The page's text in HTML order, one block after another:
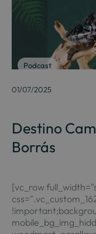
Podcast
01/07/2025
Destino
Borrás
[vc_row